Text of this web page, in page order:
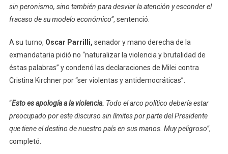
sin peronismo, sino también para desviar la atención y esconder el
fracaso de su modelo económico”, sentenció.
A su turno, Oscar Parrilli, senador y mano derecha de la
exmandataria pidió no “naturalizar la violencia y brutalidad de
éstas palabras” y condenó las declaraciones de Milei contra
Cristina Kirchner por “ser violentas y antidemocráticas”.
“Esto es apología a la violencia. Todo el arco político debería estar
preocupado por este discurso sin límites por parte del Presidente
que tiene el destino de nuestro país en sus manos. Muy peligroso”,
completó.